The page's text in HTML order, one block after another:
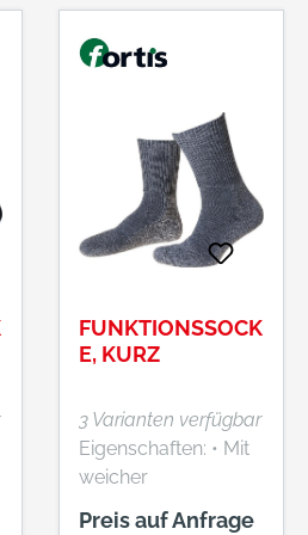
Strapazierfähige
Überzehenplüsch
(schützt vor Blasen
Pflegeleicht Material:
50 % Baumwolle, 30
Polyamid, 5 %
Elastan
FUNKTIONSSOCK
E, KURZ
3 Varianten verfügbar
Eigenschaften: • Mit
weicher
Baumwollplüschzon
Preis auf Anfrage